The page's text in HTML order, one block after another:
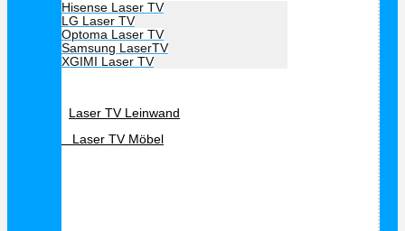
Hisense Laser TV
LG Laser TV
Optoma Laser TV
Samsung LaserTV
XGIMI Laser TV
Laser TV Leinwand
Laser TV Möbel